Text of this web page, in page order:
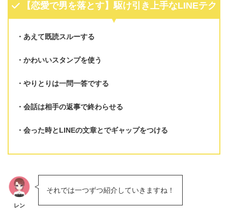
【恋愛で男を落とす】駆け引き上手なLINEテク
あえて既読スルーする
かわいいスタンプを使う
やりとりは一問一答でする
会話は相手の返事で終わらせる
会った時とLINEの文章とでギャップをつける
レン
それでは一つずつ紹介していきますね！